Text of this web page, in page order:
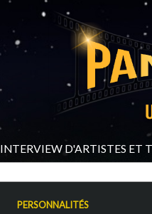
INTERVIEW D'ARTISTES ET
PERSONNALITÉS